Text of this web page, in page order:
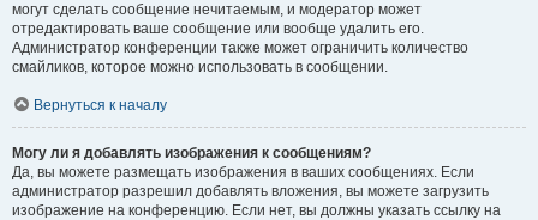
могут сделать сообщение нечитаемым, и модератор может
отредактировать ваше сообщение или вообще удалить его.
Администратор конференции также может ограничить количество
смайликов, которое можно использовать в сообщении.
Вернуться к началу
Могу ли я добавлять изображения к сообщениям?
Да, вы можете размещать изображения в ваших сообщениях. Если
администратор разрешил добавлять вложения, вы можете загрузить
изображение на конференцию. Если нет, вы должны указать ссылку на